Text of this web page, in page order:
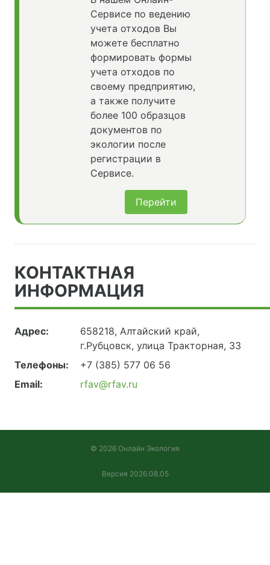
Сервисе по ведению
учета отходов Вы
можете бесплатно
формировать формы
учета отходов по
своему предприятию,
а также получите
более 100 образцов
документов по
экологии после
регистрации в
Сервисе.
Перейти
КОНТАКТНАЯ
ИНФОРМАЦИЯ
Адрес:
658218, Алтайский край,
г.Рубцовск, улица Тракторная, 33
Телефоны:
+7 (385) 577 06 56
Email:
rfav@rfav.ru
© 2026 Онлайн Экология
Версия 2026.08.05